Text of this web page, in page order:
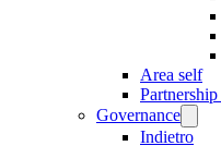
Area self
Governance
Indietro